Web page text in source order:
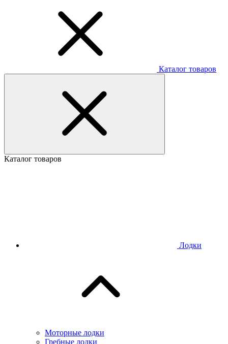
Каталог товаров
Каталог товаров
Лодки
Моторные лодки
Гребные лодки